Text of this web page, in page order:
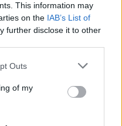
This information may
on the IAB’s List of
further disclose it to other
Outs
of my
100,000 gil.
10% di tutti gli
50% di tutti gli
il 100% di tutti gli